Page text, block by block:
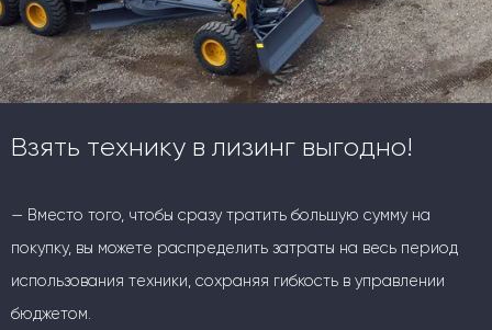
Взять технику в лизинг выгодно!
— Вместо того, чтобы сразу тратить большую сумму на
покупку, вы можете распределить затраты на весь период
использования техники, сохраняя гибкость в управлении
бюджетом.